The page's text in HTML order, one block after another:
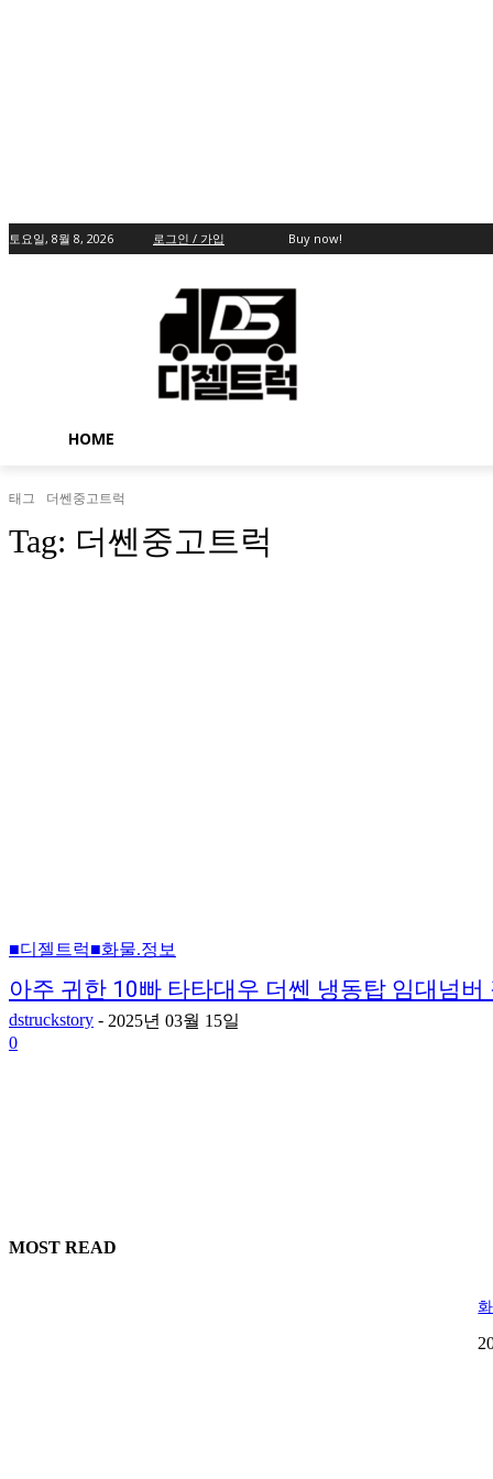
토요일, 8월 8, 2026 로그인 / 가입 Buy now!
HOME
태그 더쎈중고트럭
Tag: 더쎈중고트럭
■디젤트럭■화물.정보
아주 귀한 10빠 타타대우 더쎈 냉동탑 임대넘버
dstruckstory - 2025년 03월 15일
0
MOST READ